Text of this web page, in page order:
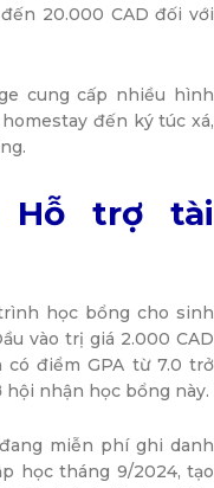
20.000 CAD đối với
cung cấp nhiều hình
đến ký túc xá,
Hỗ trợ tài
học bổng cho sinh
vào trị giá 2.000 CAD
điểm GPA từ 7.0 trở
hội nhận học bổng này.
miễn phí ghi danh
học tháng 9/2024, tạo